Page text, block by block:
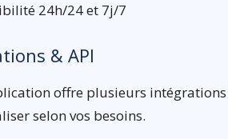
24h/24 et 7j/7
& API
offre plusieurs
selon vos besoins.